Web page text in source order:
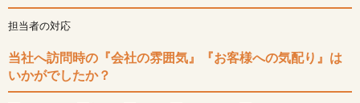
担当者の対応
当社へ訪問時の『会社の雰囲気』『お客様への気配り』は
いかがでしたか？